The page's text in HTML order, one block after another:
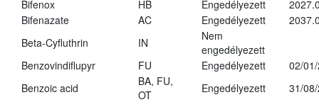
Bifenox
HB Engedélyezett
Bifenazate
AC Engedélyezett
Beta-Cyfluthrin
IN
Nem
engedélyezett
Benzovindiflupyr
FU Engedélyezett
02/
Benzoic acid
BA, FU,
OT
Engedélyezett
31/